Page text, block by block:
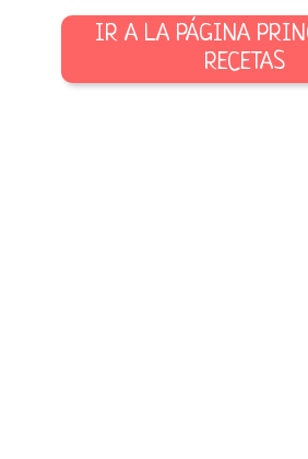
IR A LA PÁGINA
RECETAS